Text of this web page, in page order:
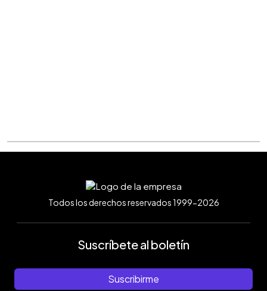
Todos los derechos reservados 1999-2026
Suscríbete al boletín
Suscribirme